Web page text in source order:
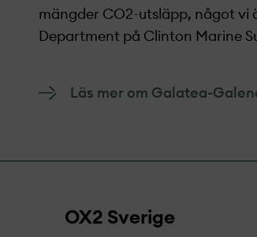
mängder CO2-utsläpp, något vi
Department på Clinton Marine
Läs mer om Galatea-
OX2 Sverige